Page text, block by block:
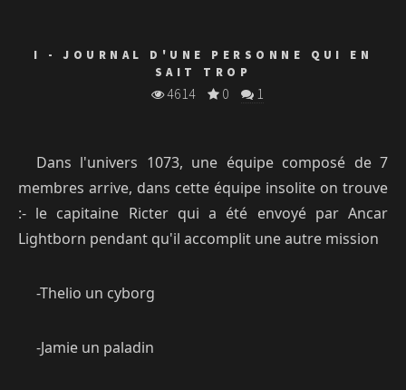
I - JOURNAL D'UNE PERSONNE QUI EN
SAIT TROP
4614 0 1
Dans l'univers 1073, une équipe composé de 7
membres arrive, dans cette équipe insolite on trouve
:- le capitaine Ricter qui a été envoyé par Ancar
Lightborn pendant qu'il accomplit une autre mission
-Thelio un cyborg
-Jamie un paladin